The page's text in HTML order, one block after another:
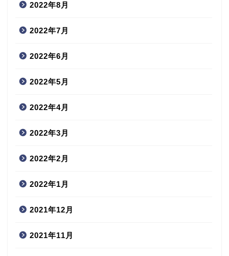
2022年8月
2022年7月
2022年6月
2022年5月
2022年4月
2022年3月
2022年2月
2022年1月
2021年12月
2021年11月